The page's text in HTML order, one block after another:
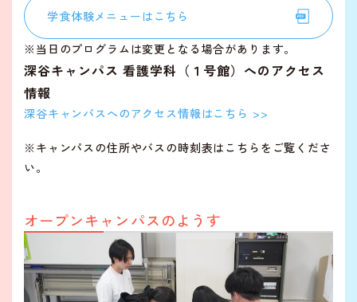
学食体験メニューはこちら
※当日のプログラムは変更となる場合があります。
深谷キャンパス 看護学科（１号館）へのアクセス
情報
深谷キャンパスへのアクセス情報はこちら >>
※キャンパスの住所やバスの時刻表はこちらをご覧くださ
い。
オープンキャンパスのようす